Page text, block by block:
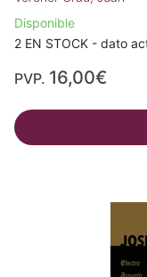
Disponible
2 EN STOCK - dato
PVP. 16,00€